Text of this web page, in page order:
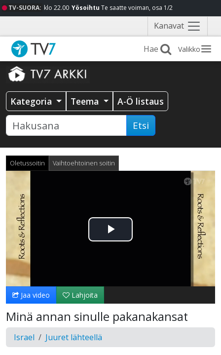
TV-SUORA: klo 22.00 Yösoihtu Te saatte voiman, osa 1/2
Kanavat Näytä
valikko
Valikko
Kategoria Teema A-Ö listaus
Etsi
Oletussoitin Vaihtoehtoinen soitin
Toista
Jaa video Lahjoita
Minä annan sinulle pakanakansat
Israel Juuret lähteellä